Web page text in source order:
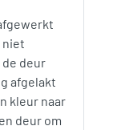
niet
de deur
afgelakt
kleur naar
deur om